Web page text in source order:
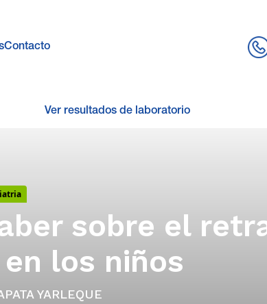
Contacto
Ver resultados de laboratorio
sobre el
los niños
YARLEQUE